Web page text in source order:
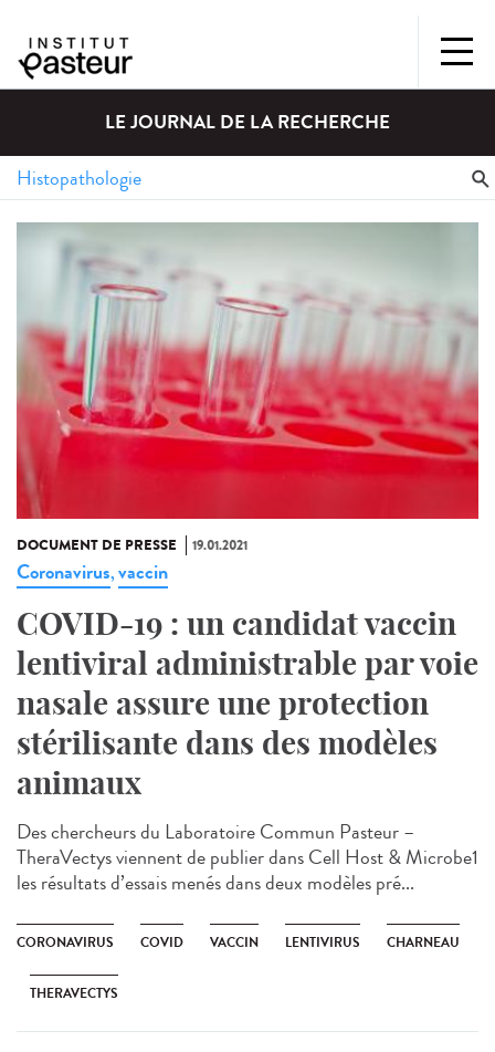
LE JOURNAL DE LA RECHERCHE
DOCUMENT DE PRESSE 19.01.2021
Coronavirus,vaccin
COVID-19 : un candidat vaccin
lentiviral administrable par voie
nasale assure une protection
stérilisante dans des modèles
animaux
Des chercheurs du Laboratoire Commun Pasteur –
TheraVectys viennent de publier dans Cell Host & Microbe1
les résultats d’essais menés dans deux modèles pré...
CORONAVIRUS COVID VACCIN LENTIVIRUS CHARNEAU
THERAVECTYS